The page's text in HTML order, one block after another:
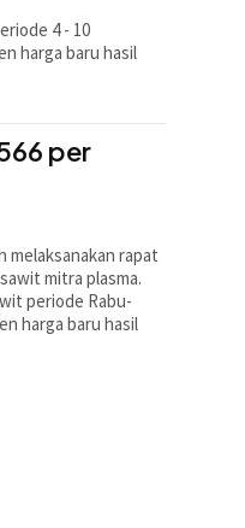
4 - 10
harga baru hasil
per
melaksanakan rapat
mitra plasma.
periode Rabu-
harga baru hasil